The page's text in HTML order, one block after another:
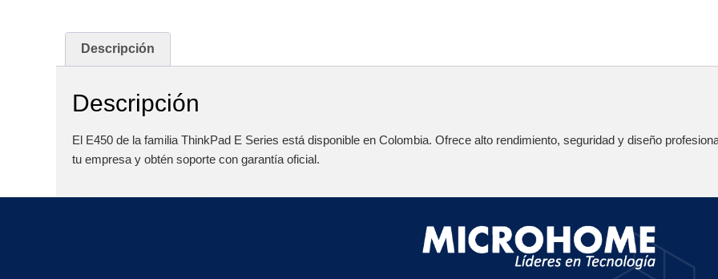
Descripción
Descripción
El E450 de la familia ThinkPad E Series está disponible en Colombia. Ofrece alto rendimiento, seguridad y diseño
tu empresa y obtén soporte con garantía oficial.